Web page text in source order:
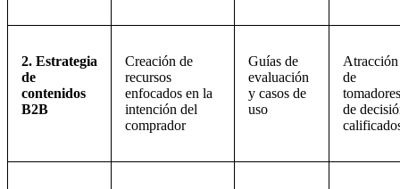
2. Estrategia
de
contenidos
B2B
Creación de
recursos
enfocados en la
intención del
comprador
Guías de
evaluación
y casos de
uso
Atracción
de
tomadores
de